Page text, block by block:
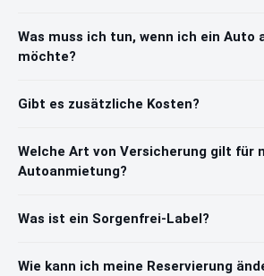
Was muss ich tun, wenn ich ein Auto
möchte?
Gibt es zusätzliche Kosten?
Welche Art von Versicherung gilt für
Autoanmietung?
Was ist ein Sorgenfrei-Label?
Wie kann ich meine Reservierung